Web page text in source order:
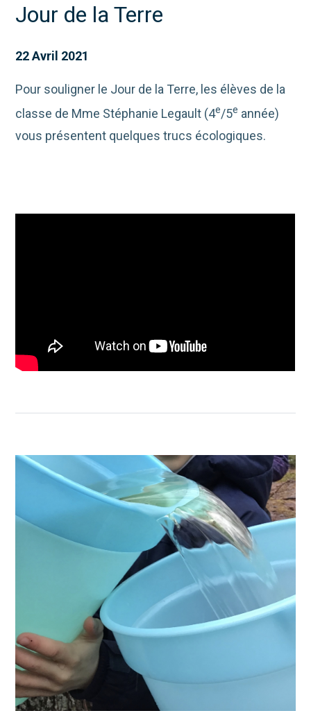
Jour de la Terre
22 Avril 2021
Pour souligner le Jour de la Terre, les élèves de la
classe de Mme Stéphanie Legault (4e/5e année)
vous présentent quelques trucs écologiques.